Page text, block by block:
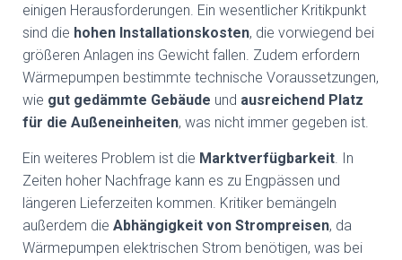
einigen Herausforderungen. Ein wesentlicher Kritikpunkt
sind die hohen Installationskosten, die vorwiegend bei
größeren Anlagen ins Gewicht fallen. Zudem erfordern
Wärmepumpen bestimmte technische Voraussetzungen,
wie gut gedämmte Gebäude und ausreichend Platz
für die Außeneinheiten, was nicht immer gegeben ist.
Ein weiteres Problem ist die Marktverfügbarkeit . In
Zeiten hoher Nachfrage kann es zu Engpässen und
längeren Lieferzeiten kommen. Kritiker bemängeln
außerdem die Abhängigkeit von Strompreisen, da
Wärmepumpen elektrischen Strom benötigen, was bei